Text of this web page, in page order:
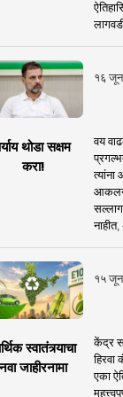
१६
थोडा सक्षम
करा!
वय
आकलन
नाहीत,
१५
स्वातंत्र्याचा
जाहीरनामा
केंद्र
हिरवा
एका